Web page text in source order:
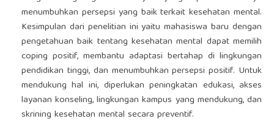
menumbuhkan persepsi yang baik terkait kesehatan mental.
Kesimpulan dari penelitian ini yaitu mahasiswa baru dengan
pengetahuan baik tentang kesehatan mental dapat memilih
coping positif, membantu adaptasi bertahap di lingkungan
pendidikan tinggi, dan menumbuhkan persepsi positif. Untuk
mendukung hal ini, diperlukan peningkatan edukasi, akses
layanan konseling, lingkungan kampus yang mendukung, dan
skrining kesehatan mental secara preventif.